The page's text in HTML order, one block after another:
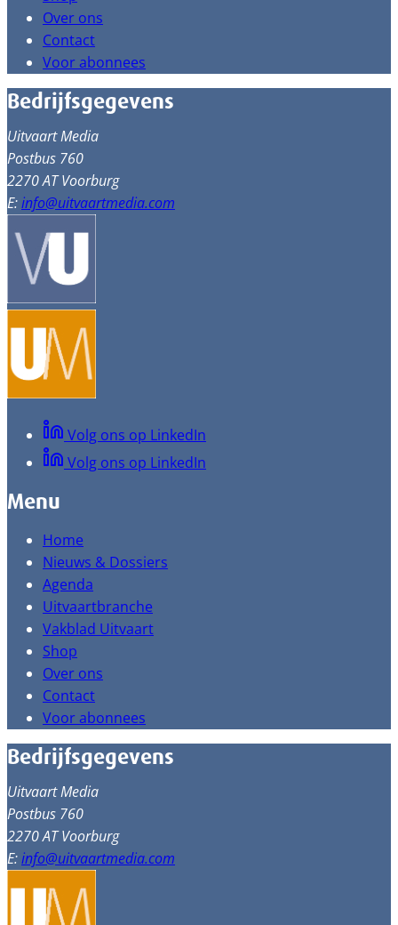
Over ons
Contact
Voor abonnees
Bedrijfsgegevens
Uitvaart Media
Postbus 760
2270 AT Voorburg
E:info@uitvaartmedia.com
Volg ons op LinkedIn
Volg ons op LinkedIn
Menu
Home
Nieuws & Dossiers
Agenda
Uitvaartbranche
Vakblad Uitvaart
Shop
Over ons
Contact
Voor abonnees
Bedrijfsgegevens
Uitvaart Media
Postbus 760
2270 AT Voorburg
E:info@uitvaartmedia.com